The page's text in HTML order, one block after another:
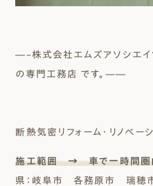
―–株式会社エムズアソシエ
の専門工務店 です。—―
断熱気密リフォーム・リノベー
施工範囲 → 車で一時間圏内
県：岐阜市 各務原市 瑞